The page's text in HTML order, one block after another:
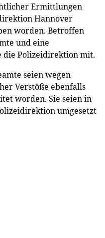
Ermittlungen
Hannover
worden. Betroffen
und eine
die Polizeidirektion mit.
seien wegen
Verstöße ebenfalls
worden. Sie seien in
umgesetzt